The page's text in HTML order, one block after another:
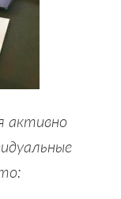
активно